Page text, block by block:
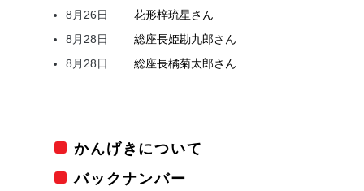
8月26日
花形梓琉星さん
8月28日
総座長姫勘九郎さん
8月28日
総座長橘菊太郎さん
かんげきについて
バックナンバー